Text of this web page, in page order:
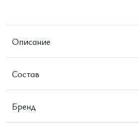
Описание
Состав
Бренд